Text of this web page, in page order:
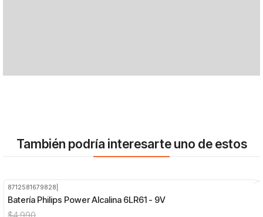
También podría interesarte uno de estos
8712581679828
Batería Philips Power Alcalina 6LR61 - 9V
$4.990